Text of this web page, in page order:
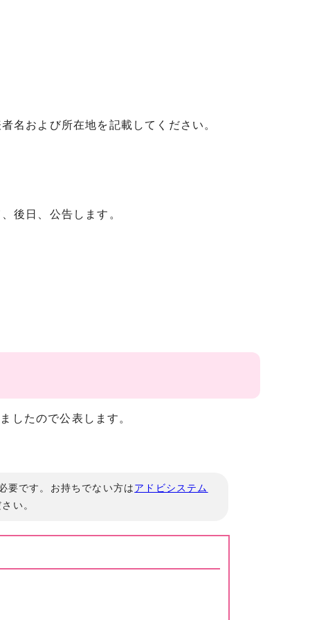
名および所在地を記載してください。
後日、公告します。
したので公表します。
要です。お持ちでない方はアドビシステム
い。